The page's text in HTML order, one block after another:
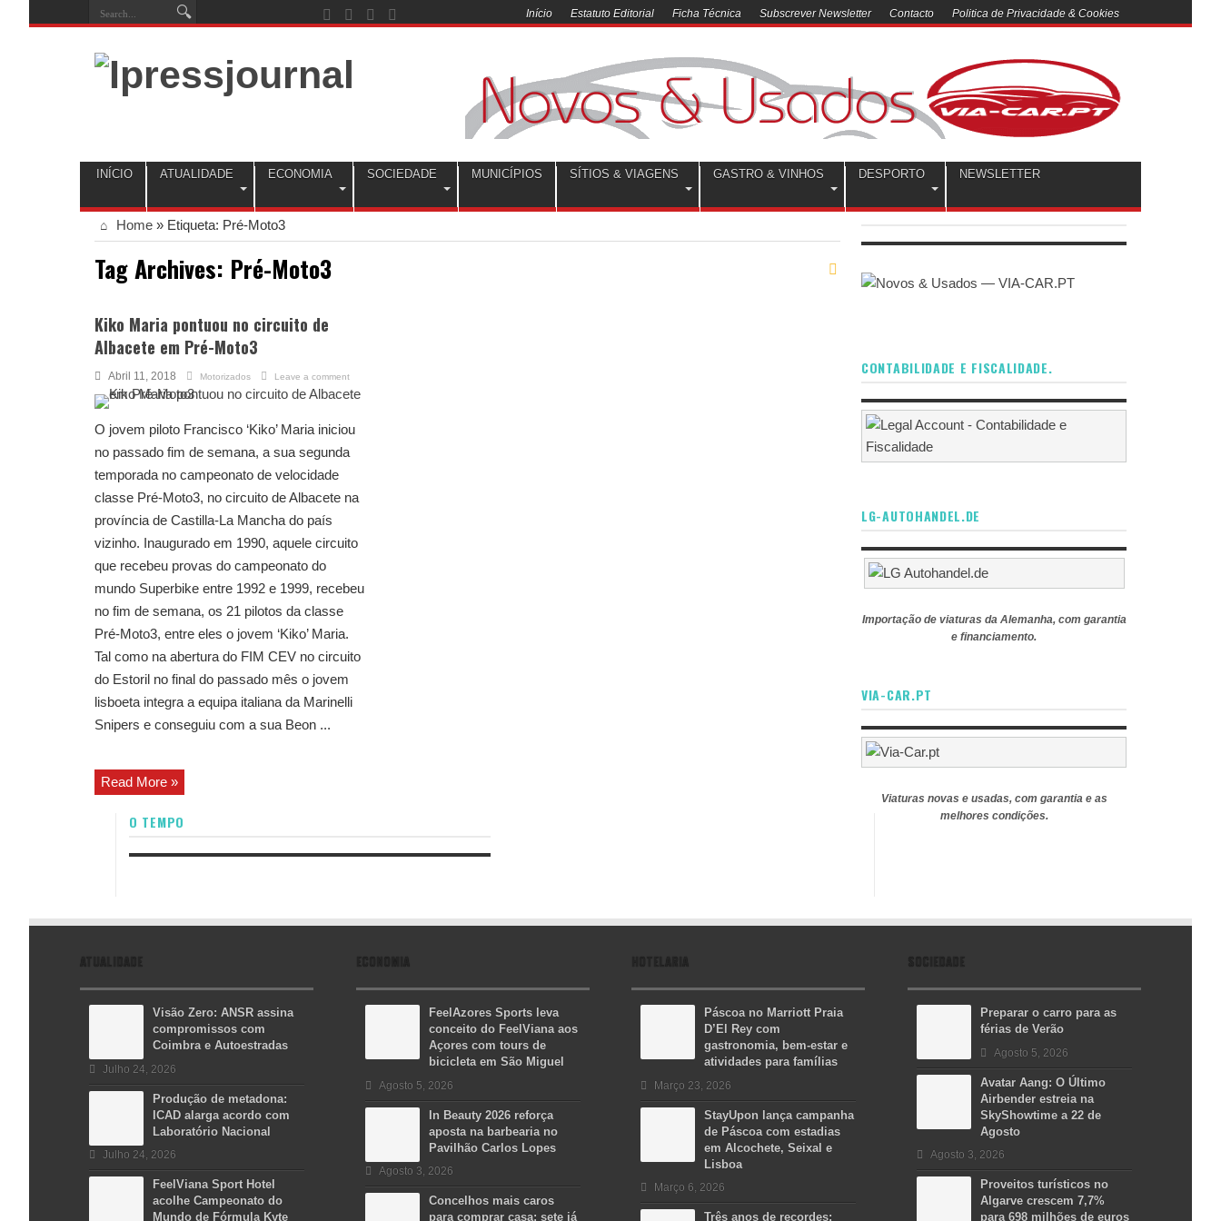
Início Estatuto Editorial Ficha Técnica Subscrever Newsletter Contacto Politica de Privacidade & Cookies
INÍCIO ATUALIDADE ECONOMIA SOCIEDADE MUNICÍPIOS SÍTIOS & VIAGENS GASTRO & VINHOS DESPORTO NEWSLETTER
Home » Etiqueta: Pré-Moto3
Tag Archives: Pré-Moto3
Kiko Maria pontuou no circuito de
Albacete em Pré-Moto3
Abril 11, 2018 Motorizados Leave a comment
O jovem piloto Francisco ‘Kiko’ Maria iniciou
no passado fim de semana, a sua segunda
temporada no campeonato de velocidade
classe Pré-Moto3, no circuito de Albacete na
província de Castilla-La Mancha do país
vizinho. Inaugurado em 1990, aquele circuito
que recebeu provas do campeonato do
mundo Superbike entre 1992 e 1999, recebeu
no fim de semana, os 21 pilotos da classe
Pré-Moto3, entre eles o jovem ‘Kiko’ Maria.
Tal como na abertura do FIM CEV no circuito
do Estoril no final do passado mês o jovem
lisboeta integra a equipa italiana da Marinelli
Snipers e conseguiu com a sua Beon ...
Read More »
O TEMPO
CONTABILIDADE E FISCALIDADE.
LG-AUTOHANDEL.DE
Importação de viaturas da Alemanha, com garantia
e financiamento.
VIA-CAR.PT
Viaturas novas e usadas, com garantia e as
melhores condições.
ATUALIDADE
Visão Zero: ANSR assina
compromissos com
Coimbra e Autoestradas
Julho 24, 2026
Produção de metadona:
ICAD alarga acordo com
Laboratório Nacional
Julho 24, 2026
FeelViana Sport Hotel
acolhe Campeonato do
Mundo de Fórmula Kyte
ECONOMIA
FeelAzores Sports leva
conceito do FeelViana aos
Açores com tours de
bicicleta em São Miguel
Agosto 5, 2026
In Beauty 2026 reforça
aposta na barbearia no
Pavilhão Carlos Lopes
Agosto 3, 2026
Concelhos mais caros
para comprar casa: sete já
HOTELARIA
Páscoa no Marriott Praia
D’El Rey com
gastronomia, bem-estar e
atividades para famílias
Março 23, 2026
StayUpon lança campanha
de Páscoa com estadias
em Alcochete, Seixal e
Lisboa
Março 6, 2026
Três anos de recordes:
SOCIEDADE
Preparar o carro para as
férias de Verão
Agosto 5, 2026
Avatar Aang: O Último
Airbender estreia na
SkyShowtime a 22 de
Agosto
Agosto 3, 2026
Proveitos turísticos no
Algarve crescem 7,7%
para 698 milhões de euros